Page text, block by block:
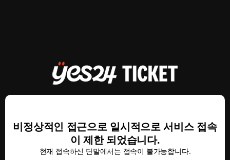
비정상적인 접근으로 일시적으로 서비스 접속
이 제한 되었습니다.
현재 접속하신 단말에서는 접속이 불가능합니다.